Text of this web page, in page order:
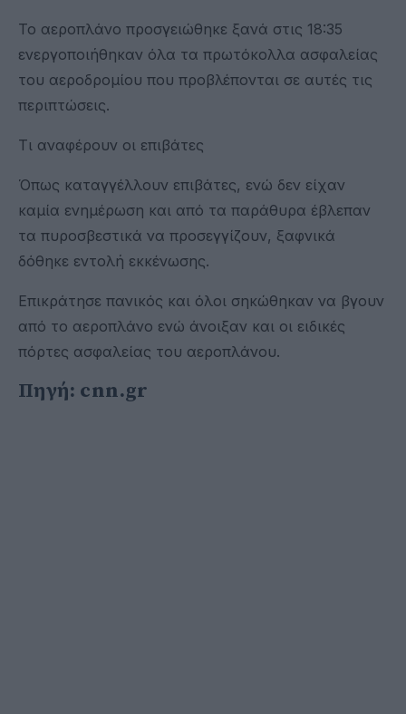
Το αεροπλάνο προσγειώθηκε ξανά στις 18:35
ενεργοποιήθηκαν όλα τα πρωτόκολλα ασφαλείας
του αεροδρομίου που προβλέπονται σε αυτές τις
περιπτώσεις.
Τι αναφέρουν οι επιβάτες
Όπως καταγγέλλουν επιβάτες, ενώ δεν είχαν
καμία ενημέρωση και από τα παράθυρα έβλεπαν
τα πυροσβεστικά να προσεγγίζουν, ξαφνικά
δόθηκε εντολή εκκένωσης.
Επικράτησε πανικός και όλοι σηκώθηκαν να βγουν
από το αεροπλάνο ενώ άνοιξαν και οι ειδικές
πόρτες ασφαλείας του αεροπλάνου.
Πηγή: cnn.gr